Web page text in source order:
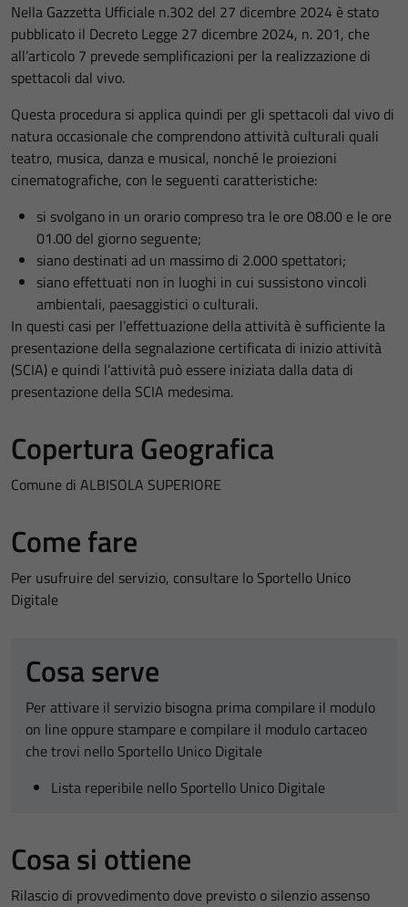
Nella Gazzetta Ufficiale n.302 del 27 dicembre 2024 è stato
pubblicato il Decreto Legge 27 dicembre 2024, n. 201, che
all’articolo 7 prevede semplificazioni per la realizzazione di
spettacoli dal vivo.
Questa procedura si applica quindi per gli spettacoli dal vivo di
natura occasionale che comprendono attività culturali quali
teatro, musica, danza e musical, nonché le proiezioni
cinematografiche, con le seguenti caratteristiche:
si svolgano in un orario compreso tra le ore 08.00 e le ore
01.00 del giorno seguente;
siano destinati ad un massimo di 2.000 spettatori;
siano effettuati non in luoghi in cui sussistono vincoli
ambientali, paesaggistici o culturali.
In questi casi per l’effettuazione della attività è sufficiente la
presentazione della segnalazione certificata di inizio attività
(SCIA) e quindi l’attività può essere iniziata dalla data di
presentazione della SCIA medesima.
Copertura Geografica
Comune di ALBISOLA SUPERIORE
Come fare
Per usufruire del servizio, consultare lo Sportello Unico
Digitale
Cosa serve
Per attivare il servizio bisogna prima compilare il modulo
on line oppure stampare e compilare il modulo cartaceo
che trovi nello Sportello Unico Digitale
Lista reperibile nello Sportello Unico Digitale
Cosa si ottiene
Rilascio di provvedimento dove previsto o silenzio assenso